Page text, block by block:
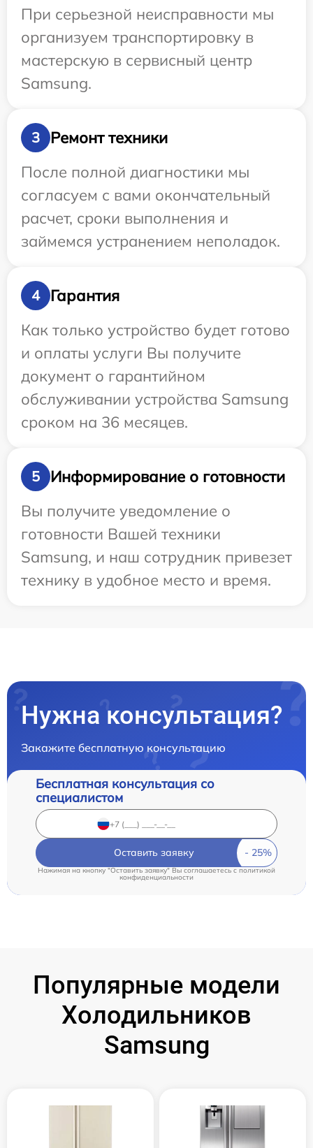
При серьезной неисправности мы
организуем транспортировку в
мастерскую в сервисный центр
Samsung.
3
Ремонт техники
После полной диагностики мы
согласуем с вами окончательный
расчет, сроки выполнения и
займемся устранением неполадок.
4
Гарантия
Как только устройство будет готово
и оплаты услуги Вы получите
документ о гарантийном
обслуживании устройства Samsung
сроком на 36 месяцев.
5
Информирование о готовности
Вы получите уведомление о
готовности Вашей техники
Samsung, и наш сотрудник привезет
технику в удобное место и время.
Нужна консультация?
Закажите бесплатную консультацию
Бесплатная консультация со
специалистом
Оставить заявку
Нажимая на кнопку "Оставить заявку" Вы соглашаетесь c политикой
конфиденциальности
Популярные модели
Холодильников
Samsung